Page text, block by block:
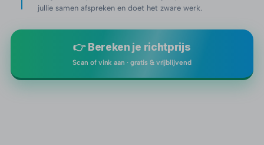
jullie samen afspreken en doet het zware werk.
👉 Bereken je richtprijs
Scan of vink aan · gratis & vrijblijvend